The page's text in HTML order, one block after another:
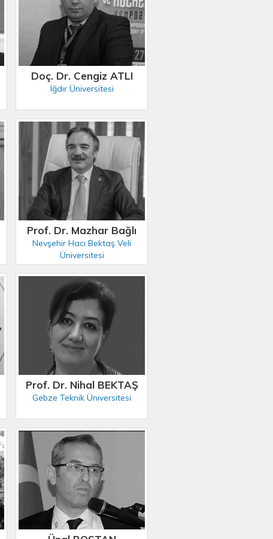
Doç. Dr. Cengiz ATLI
Iğdır Üniversitesi
Prof. Dr. Mazhar Bağlı
Nevşehir Hacı Bektaş Veli
Üniversitesi
Prof. Dr. Nihal BEKTAŞ
Gebze Teknik Üniversitesi